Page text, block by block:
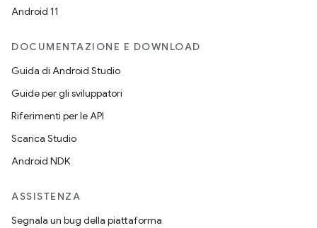
Android 11
DOCUMENTAZIONE E DOWNLOAD
Guida di Android Studio
Guide per gli sviluppatori
Riferimenti per le API
Scarica Studio
Android NDK
ASSISTENZA
Segnala un bug della piattaforma